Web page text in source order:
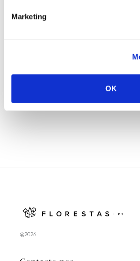
Marketing
OK
Natureza e florestas procuram
@2026